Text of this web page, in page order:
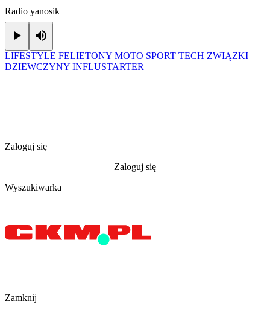
Radio yanosik
Play
LIFESTYLE FELIETONY MOTO SPORT TECH ZWIĄZKI
DZIEWCZYNY INFLUSTARTER
Zaloguj się
Zaloguj się
Wyszukiwarka
Zamknij